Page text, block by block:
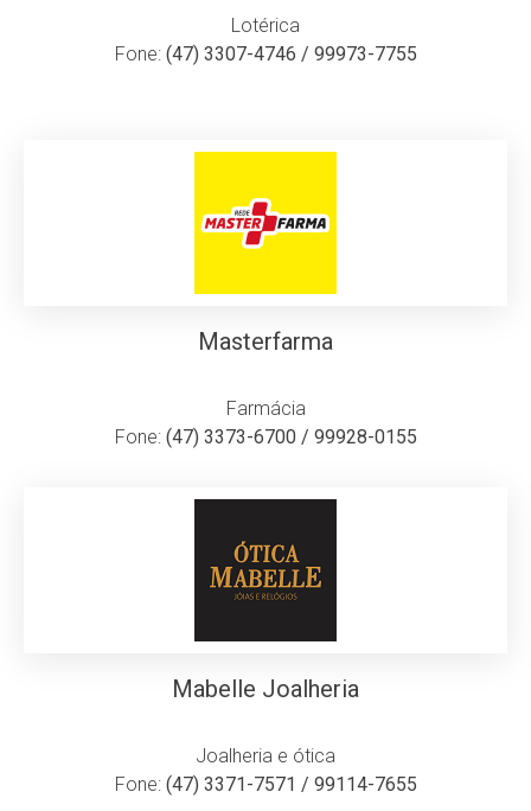
Lotérica
Fone: (47) 3307-4746 / 99973-7755
Masterfarma
Farmácia
Fone: (47) 3373-6700 / 99928-0155
Mabelle Joalheria
Joalheria e ótica
Fone: (47) 3371-7571 / 99114-7655